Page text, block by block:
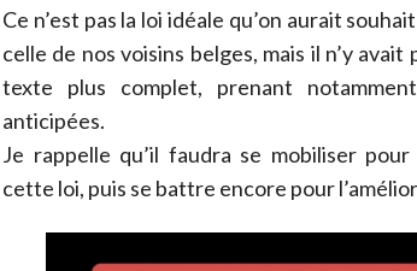
Ce n’est pas la loi idéale qu’on aurait
celle de nos voisins belges, mais il n’y
texte plus complet, prenant
anticipées.
Je rappelle qu’il faudra se mobiliser
cette loi, puis se battre encore pour